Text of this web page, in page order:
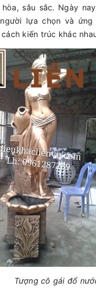
sâu sắc. Ngày nay
lựa chọn và
kiến trúc khác
Tượng cô gái đổ